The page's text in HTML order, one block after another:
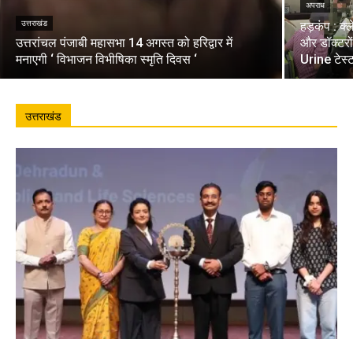
उत्तराखंड
उत्तरांचल पंजाबी महासभा 14 अगस्त को हरिद्वार में
मनाएगी ‘ विभाजन विभीषिका स्मृति दिवस ‘
अपराध
हड़कंप :
और
Urine
उत्तराखंड